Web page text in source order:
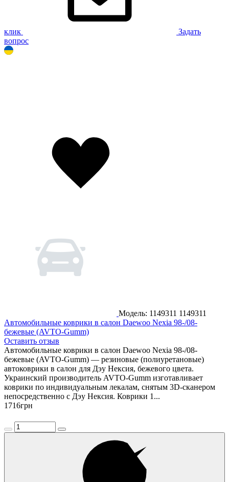
клик
Задать
вопрос
Модель: 1149311 1149311
Автомобильные коврики в салон Daewoo Nexia 98-/08-
бежевые (AVTO-Gumm)
Оставить отзыв
Автомобильные коврики в салон Daewoo Nexia 98-/08-
бежевые (AVTO-Gumm) — резиновые (полиуретановые)
автоковрики в салон для Дэу Нексия, бежевого цвета.
Украинский производитель AVTO-Gumm изготавливает
коврики по индивидуальным лекалам, снятым 3D-сканером
непосредственно с Дэу Нексия. Коврики 1...
1716грн